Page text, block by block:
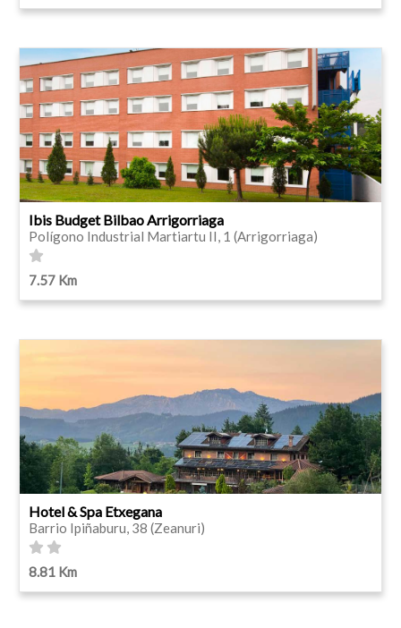
Ibis Budget Bilbao Arrigorriaga
Polígono Industrial Martiartu II, 1 (Arrigorriaga)
7.57 Km
Hotel & Spa Etxegana
Barrio Ipiñaburu, 38 (Zeanuri)
8.81 Km